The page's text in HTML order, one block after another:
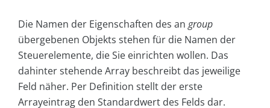
Die Namen der Eigenschaften des an group
übergebenen Objekts stehen für die Namen der
Steuerelemente, die Sie einrichten wollen. Das
dahinter stehende Array beschreibt das jeweilige
Feld näher. Per Definition stellt der erste
Arrayeintrag den Standardwert des Felds dar.